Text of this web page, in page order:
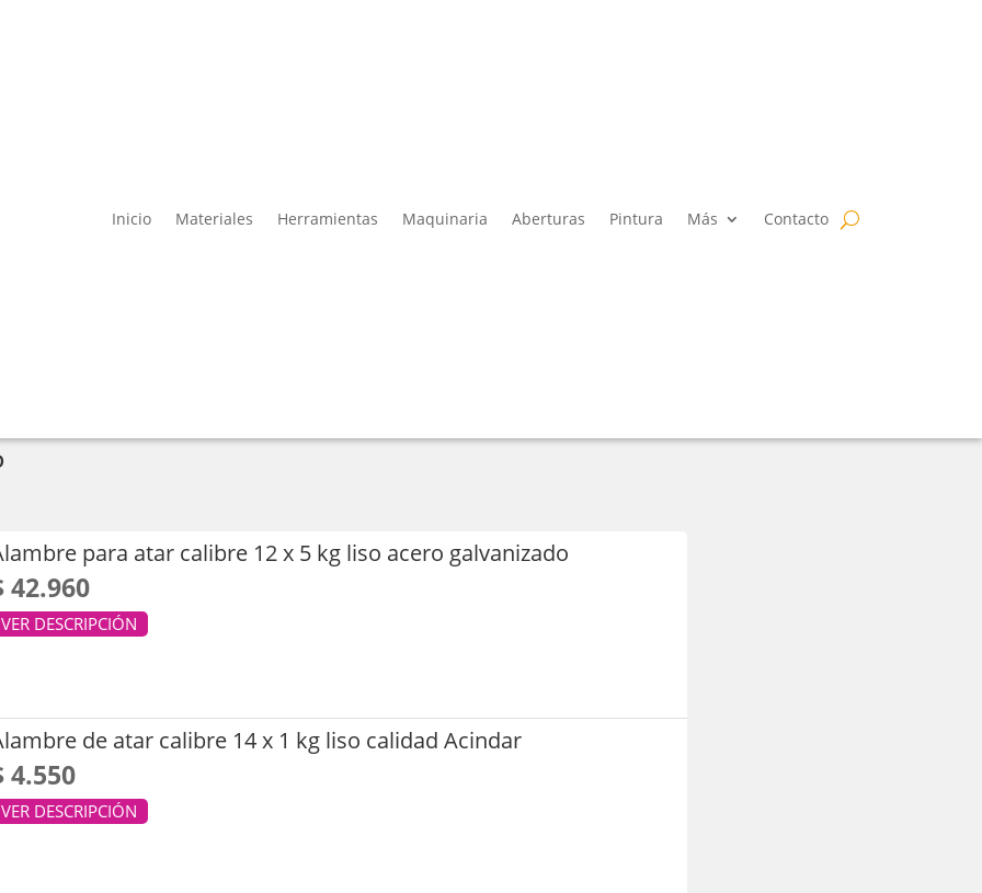
Inicio Materiales Herramientas Maquinaria Aberturas Pintura Más Contacto
para atar calibre 12 x 5 kg liso acero galvanizado
42.960
VER DESCRIPCIÓN
de atar calibre 14 x 1 kg liso calidad Acindar
4.550
VER DESCRIPCIÓN